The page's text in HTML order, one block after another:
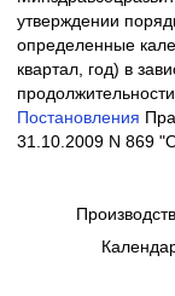
утверждении
определенные
квартал, год) в
Постановления
31.10.2009 N 869